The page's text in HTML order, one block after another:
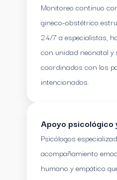
Monitoreo continuo
gineco-obstétrico
24/7 a especialistas,
con unidad neonatal y
coordinados con los
intencionados.
Apoyo psicológico
Psicólogos
acompañamiento
humano y empático